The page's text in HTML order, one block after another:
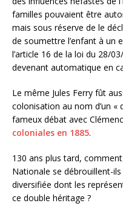
familles pouvaient être
mais sous réserve de le
de soumettre l’enfant à un
l’article 16 de la loi du 28/
devenant automatique en
Le même Jules Ferry fût
colonisation au nom d’un «
fameux débat avec
coloniales en 1885.
130 ans plus tard,
Nationale se débrouillent-
diversifiée dont les
ce double héritage ?